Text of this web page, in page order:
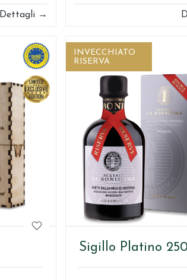
Dettagli →
INVECCHIATO
RISERVA
Sigillo Platino